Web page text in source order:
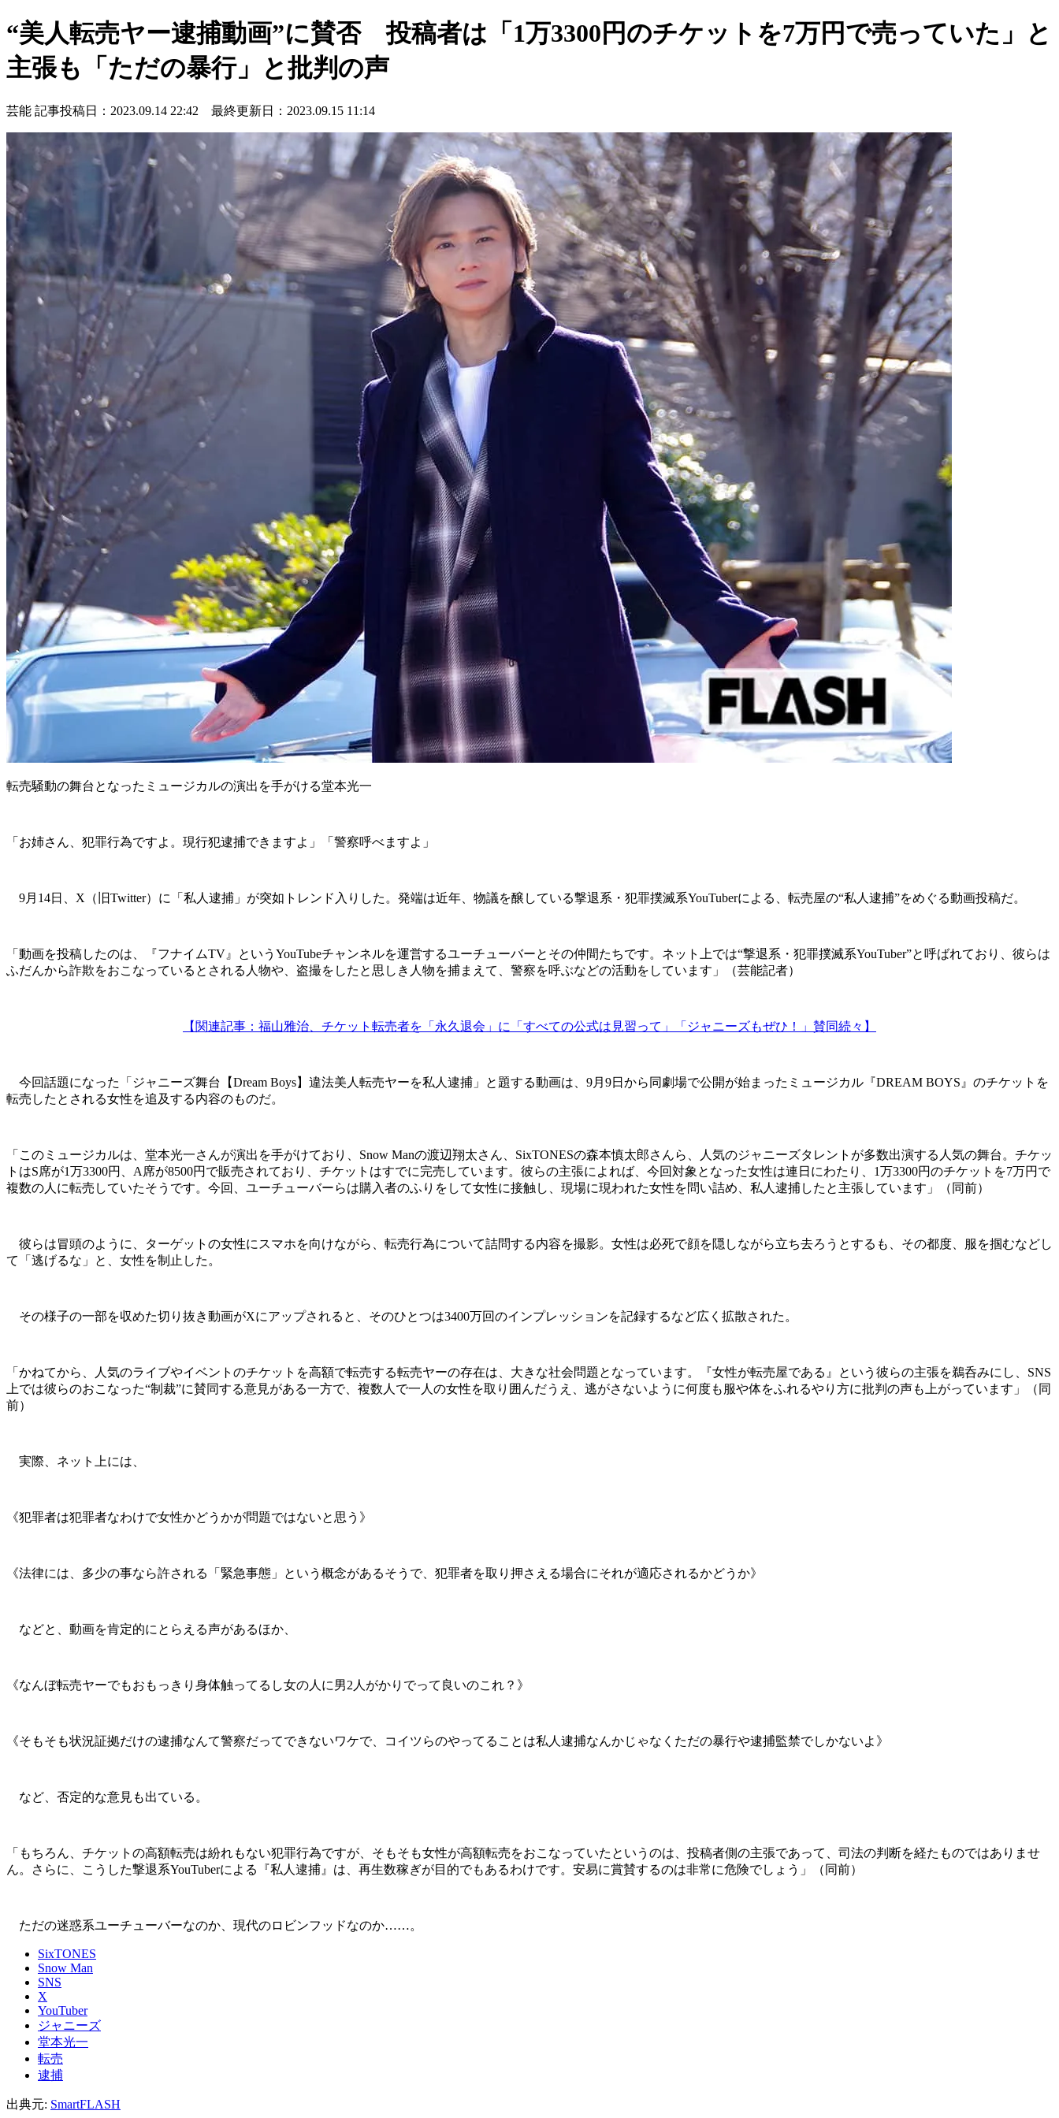
“美人転売ヤー逮捕動画”に賛否 投稿者は「1万3300円のチケットを7万円で売っていた」と
主張も「ただの暴行」と批判の声
芸能 記事投稿日：2023.09.14 22:42 最終更新日：2023.09.15 11:14
転売騒動の舞台となったミュージカルの演出を手がける堂本光一
「お姉さん、犯罪行為ですよ。現行犯逮捕できますよ」「警察呼べますよ」
9月14日、X（旧Twitter）に「私人逮捕」が突如トレンド入りした。発端は近年、物議を醸している撃退系・犯罪撲滅系YouTuberによる、転売屋の“私人逮捕”をめぐる動画投稿だ。
「動画を投稿したのは、『フナイムTV』というYouTubeチャンネルを運営するユーチューバーとその仲間たちです。ネット上では“撃退系・犯罪撲滅系YouTuber”と呼ばれており、彼らは
ふだんから詐欺をおこなっているとされる人物や、盗撮をしたと思しき人物を捕まえて、警察を呼ぶなどの活動をしています」（芸能記者）
【関連記事：福山雅治、チケット転売者を「永久退会」に「すべての公式は見習って」「ジャニーズもぜひ！」賛同続々】
今回話題になった「ジャニーズ舞台【Dream Boys】違法美人転売ヤーを私人逮捕」と題する動画は、9月9日から同劇場で公開が始まったミュージカル『DREAM BOYS』のチケットを
転売したとされる女性を追及する内容のものだ。
「このミュージカルは、堂本光一さんが演出を手がけており、Snow Manの渡辺翔太さん、SixTONESの森本慎太郎さんら、人気のジャニーズタレントが多数出演する人気の舞台。チケッ
トはS席が1万3300円、A席が8500円で販売されており、チケットはすでに完売しています。彼らの主張によれば、今回対象となった女性は連日にわたり、1万3300円のチケットを7万円で
複数の人に転売していたそうです。今回、ユーチューバーらは購入者のふりをして女性に接触し、現場に現われた女性を問い詰め、私人逮捕したと主張しています」（同前）
彼らは冒頭のように、ターゲットの女性にスマホを向けながら、転売行為について詰問する内容を撮影。女性は必死で顔を隠しながら立ち去ろうとするも、その都度、服を掴むなどし
て「逃げるな」と、女性を制止した。
その様子の一部を収めた切り抜き動画がXにアップされると、そのひとつは3400万回のインプレッションを記録するなど広く拡散された。
「かねてから、人気のライブやイベントのチケットを高額で転売する転売ヤーの存在は、大きな社会問題となっています。『女性が転売屋である』という彼らの主張を鵜呑みにし、SNS
上では彼らのおこなった“制裁”に賛同する意見がある一方で、複数人で一人の女性を取り囲んだうえ、逃がさないように何度も服や体をふれるやり方に批判の声も上がっています」（同
前）
実際、ネット上には、
《犯罪者は犯罪者なわけで女性かどうかが問題ではないと思う》
《法律には、多少の事なら許される「緊急事態」という概念があるそうで、犯罪者を取り押さえる場合にそれが適応されるかどうか》
などと、動画を肯定的にとらえる声があるほか、
《なんぼ転売ヤーでもおもっきり身体触ってるし女の人に男2人がかりでって良いのこれ？》
《そもそも状況証拠だけの逮捕なんて警察だってできないワケで、コイツらのやってることは私人逮捕なんかじゃなくただの暴行や逮捕監禁でしかないよ》
など、否定的な意見も出ている。
「もちろん、チケットの高額転売は紛れもない犯罪行為ですが、そもそも女性が高額転売をおこなっていたというのは、投稿者側の主張であって、司法の判断を経たものではありませ
ん。さらに、こうした撃退系YouTuberによる『私人逮捕』は、再生数稼ぎが目的でもあるわけです。安易に賞賛するのは非常に危険でしょう」（同前）
ただの迷惑系ユーチューバーなのか、現代のロビンフッドなのか……。
SixTONES
Snow Man
SNS
X
YouTuber
ジャニーズ
堂本光一
転売
逮捕
出典元: SmartFLASH